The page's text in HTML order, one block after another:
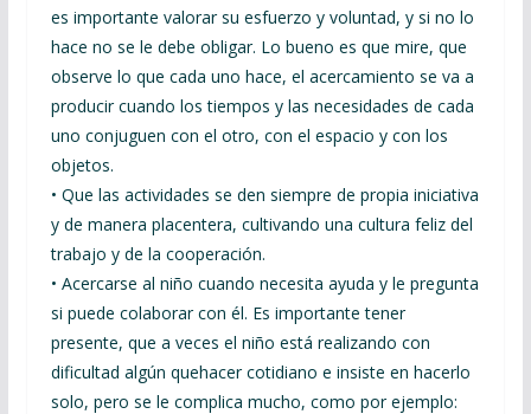
es importante valorar su esfuerzo y voluntad, y si no lo
hace no se le debe obligar. Lo bueno es que mire, que
observe lo que cada uno hace, el acercamiento se va a
producir cuando los tiempos y las necesidades de cada
uno conjuguen con el otro, con el espacio y con los
objetos.
• Que las actividades se den siempre de propia iniciativa
y de manera placentera, cultivando una cultura feliz del
trabajo y de la cooperación.
• Acercarse al niño cuando necesita ayuda y le pregunta
si puede colaborar con él. Es importante tener
presente, que a veces el niño está realizando con
dificultad algún quehacer cotidiano e insiste en hacerlo
solo, pero se le complica mucho, como por ejemplo: